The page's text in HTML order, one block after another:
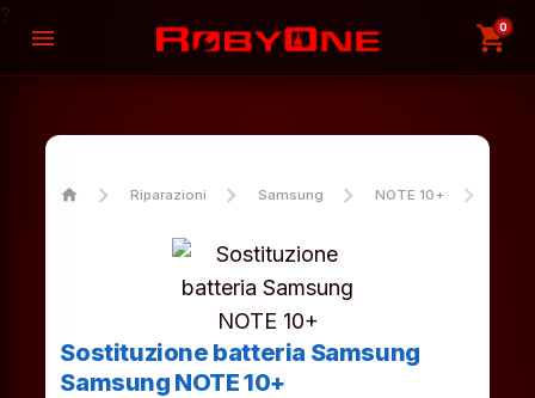
menu shopping_cart
0
home Riparazioni Samsung NOTE 10+
Sostituzione batteria Samsung
Samsung NOTE 10+